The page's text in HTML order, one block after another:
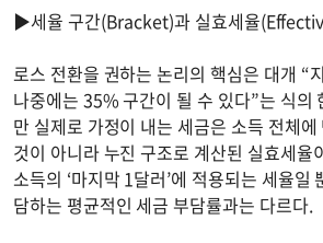
▶세율 구간(Bracket)과 실효세율
로스 전환을 권하는 논리의 핵심은 대개 “
나중에는 35% 구간이 될 수 있다”는 식의
만 실제로 가정이 내는 세금은 소득 전체
것이 아니라 누진 구조로 계산된 실효세율
소득의 ‘마지막 1달러’에 적용되는 세율일
담하는 평균적인 세금 부담률과는 다르다.